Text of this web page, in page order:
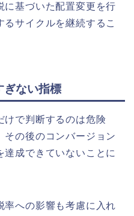
に基づいた配置変更を行
サイクルを継続するこ
ぎない指標
けで判断するのは危険
その後のコンバージョン
成できていないことに
率への影響も考慮に入れ